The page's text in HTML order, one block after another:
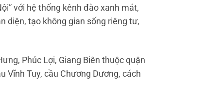
với hệ thống kênh đào xanh mát,
diện, tạo không gian sống riêng tư,
Phúc Lợi, Giang Biên thuộc quận
Vĩnh Tuy, cầu Chương Dương, cách